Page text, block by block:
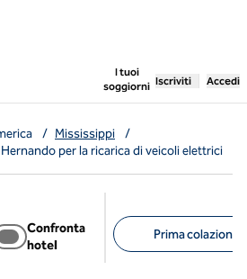
I tuoi
soggiorni
, apre una
Iscriviti Accedi
/ Mississippi
/
per la ricarica di veicoli elettrici
Confronta
hotel
Prima colazione